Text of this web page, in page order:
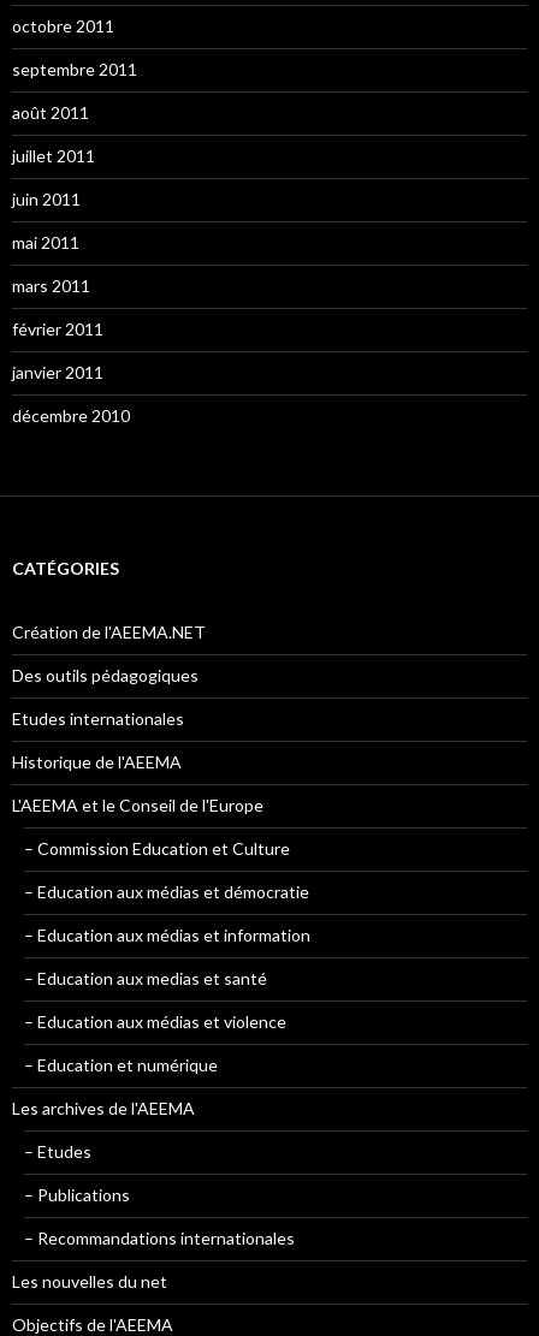
octobre 2011
septembre 2011
août 2011
juillet 2011
juin 2011
mai 2011
mars 2011
février 2011
janvier 2011
décembre 2010
CATÉGORIES
Création de l'AEEMA.NET
Des outils pédagogiques
Etudes internationales
Historique de l'AEEMA
L'AEEMA et le Conseil de l'Europe
– Commission Education et Culture
– Education aux médias et démocratie
– Education aux médias et information
– Education aux medias et santé
– Education aux médias et violence
– Education et numérique
Les archives de l'AEEMA
– Etudes
– Publications
– Recommandations internationales
Les nouvelles du net
Objectifs de l'AEEMA